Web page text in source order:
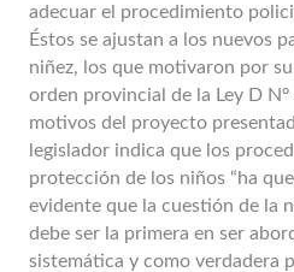
adecuar el procedimiento
Éstos se ajustan a los nuevos
niñez, los que motivaron por
orden provincial de la Ley D
motivos del proyecto
legislador indica que los
protección de los niños “ha
evidente que la cuestión de la
debe ser la primera en ser
sistemática y como verdadera